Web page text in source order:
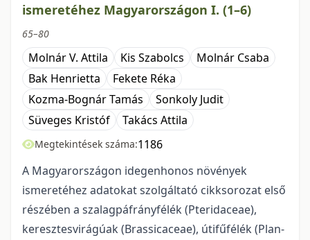
ismeretéhez Magyarországon I. (1–6)
65–80
Molnár V. Attila Kis Szabolcs
Molnár Csaba
Bak Henrietta
Fekete Réka
Kozma-Bognár Tamás
Sonkoly Judit
Süveges Kristóf
Takács Attila
Megtekintések száma:1186
A Magyarországon idegenhonos növények
ismeretéhez adatokat szolgáltató cikksoro­zat első
részében a szalagpáfrányfélék (Pteridaceae),
keresztesvirágúak (Brassicaceae), útifűfélék (Plan­